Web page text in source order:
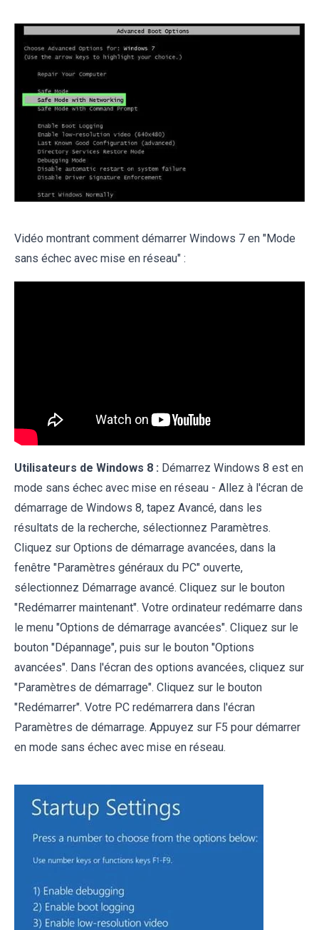
Vidéo montrant comment démarrer Windows 7 en "Mode
sans échec avec mise en réseau" :
Utilisateurs de Windows 8 : Démarrez Windows 8 est en
mode sans échec avec mise en réseau - Allez à l'écran de
démarrage de Windows 8, tapez Avancé, dans les
résultats de la recherche, sélectionnez Paramètres.
Cliquez sur Options de démarrage avancées, dans la
fenêtre "Paramètres généraux du PC" ouverte,
sélectionnez Démarrage avancé. Cliquez sur le bouton
"Redémarrer maintenant". Votre ordinateur redémarre dans
le menu "Options de démarrage avancées". Cliquez sur le
bouton "Dépannage", puis sur le bouton "Options
avancées". Dans l'écran des options avancées, cliquez sur
"Paramètres de démarrage". Cliquez sur le bouton
"Redémarrer". Votre PC redémarrera dans l'écran
Paramètres de démarrage. Appuyez sur F5 pour démarrer
en mode sans échec avec mise en réseau.